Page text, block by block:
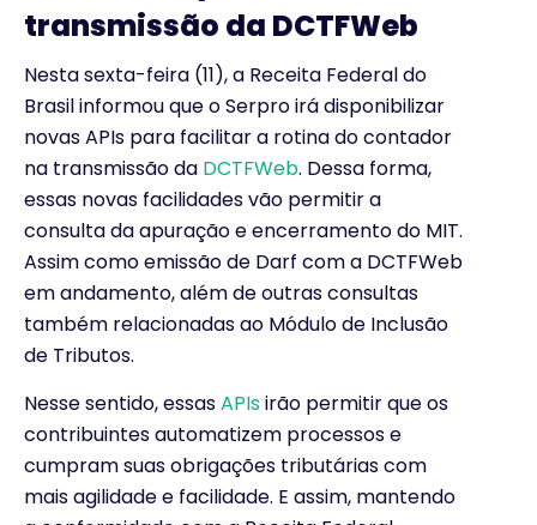
transmissão da DCTFWeb
Nesta sexta-feira (11), a Receita Federal do
Brasil informou que o Serpro irá disponibilizar
novas APIs para facilitar a rotina do contador
na transmissão da DCTFWeb. Dessa forma,
essas novas facilidades vão permitir a
consulta da apuração e encerramento do MIT.
Assim como emissão de Darf com a DCTFWeb
em andamento, além de outras consultas
também relacionadas ao Módulo de Inclusão
de Tributos.
Nesse sentido, essasAPIsirão permitir que os
contribuintes automatizem processos e
cumpram suas obrigações tributárias com
mais agilidade e facilidade. E assim, mantendo